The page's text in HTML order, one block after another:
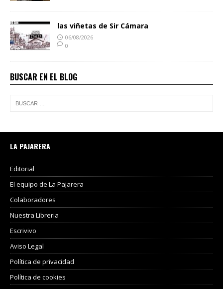
las viñetas de Sir Cámara
06/08/2026
0
BUSCAR EN EL BLOG
LA PAJARERA
Editorial
El equipo de La Pajarera
Colaboradores
Nuestra Libreria
Escrivivo
Aviso Legal
Política de privacidad
Política de cookies